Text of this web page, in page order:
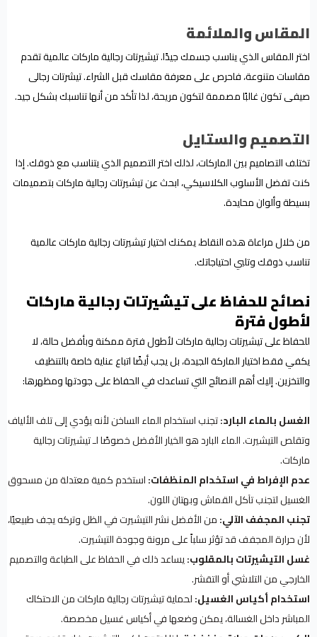
المقاس والملائمة
اختر المقاس الذي يناسب جسمك جيدًا. تيشيرتات رجالية ماركات عالمية تقدم
مقاسات متنوعة، فاحرص على معرفة مقاسك قبل الشراء. تيشرتات رجالى
صيفى تكون غالبًا مصممة لتكون مريحة، لذا تأكد من أنها تناسبك بشكل جيد.
التصميم والستايل
تختلف التصاميم بين الماركات، لذلك اختر التصميم الذي يتناسب مع ذوقك. إذا
كنت تفضل الأسلوب الكلاسيكي، ابحث عن تيشيرتات رجالية ماركات بتصميمات
بسيطة وألوان محايدة.
من خلال مراعاة هذه النقاط، يمكنك اختيار تيشيرتات رجالية ماركات عالمية
تناسب ذوقك وتلبي احتياجاتك.
نصائح للحفاظ على تيشيرتات رجالية ماركات
لأطول فترة
للحفاظ على تيشيرتات رجالية ماركات لأطول فترة ممكنة وبأفضل حالة، لا
يكفي فقط اختيار الماركة الجيدة، بل يجب أيضًا اتباع عناية خاصة بالتنظيف
والتخزين. إليك أهم النصائح التي تساعدك في الحفاظ على جودتها ومظهرها:
الغسل بالماء البارد:تجنب استخدام الماء الساخن لأنه يؤدي إلى تلف الألياف
وتقلص التيشيرت. الماء البارد هو الخيار الأفضل خصوصًا لـ تيشيرتات رجالية
ماركات.
عدم الإفراط في استخدام المنظفات:استخدم كمية معتدلة من مسحوق
الغسيل لتجنب تآكل القماش وبهتان اللون.
تجنب المجفف الآلي:من الأفضل نشر التيشيرت في الظل وتركه يجف طبيعيًا،
لأن حرارة المجفف قد تؤثر سلباً على مرونة وجودة التيشيرت.
غسل التيشيرتات بالمقلوب:يساعد ذلك في الحفاظ على الطباعة والتصميم
الخارجي من التلاشي أو التقشر.
استخدام أكياس الغسيل:لحماية تيشيرتات رجالية ماركات من الاحتكاك
المباشر داخل الغسالة، يمكن وضعها في أكياس غسيل مخصصة.